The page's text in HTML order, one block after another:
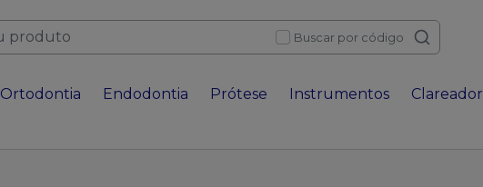
Buscar por código
Ortodontia Endodontia Prótese Instrumentos Clareador